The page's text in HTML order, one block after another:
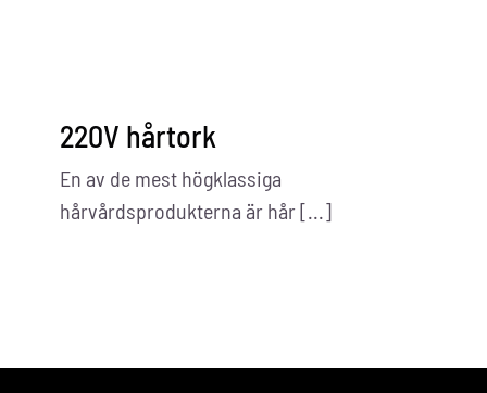
220V hårtork
En av de mest högklassiga
hårvårdsprodukterna är hår [...]